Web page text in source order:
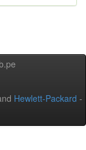
Hewlett-Packard -